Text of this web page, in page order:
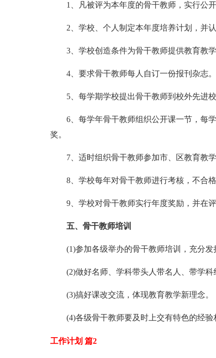
1、凡被评为本年度的骨干教师，实行公开
2、学校、个人制定本年度培养计划，并认
3、学校创造条件为骨干教师提供教育教学
4、要求骨干教师每人自订一份报刊杂志。
5、每学期学校提出骨干教师到校外先进校
6、每学年骨干教师组织公开课一节，每学
奖。
7、适时组织骨干教师参加市、区教育教学
8、学校每年对骨干教师进行考核，不合格
9、学校对骨干教师实行年度奖励，并在评
五、骨干教师培训
(1)参加各级举办的骨干教师培训，充分发
(2)做好名师、学科带头人带名人、带学科
(3)搞好课改交流，体现教育教学新理念。
(4)各级骨干教师要及时上交有特色的经验
工作计划 篇2